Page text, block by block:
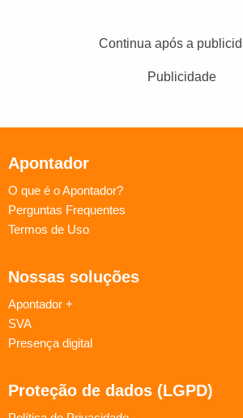
Continua após a
Publicidade
Apontador
O que é o Apontador?
Perguntas Frequentes
Termos de Uso
Nossas soluções
Apontador +
SVA
Presença digital
Proteção de dados (LGPD)